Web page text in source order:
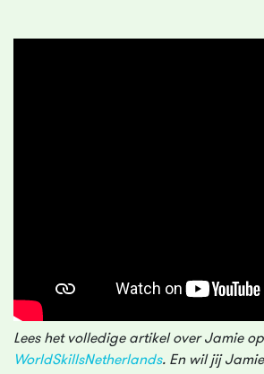
Lees het volledige artikel over Jamie
WorldSkillsNetherlands. En wil jij